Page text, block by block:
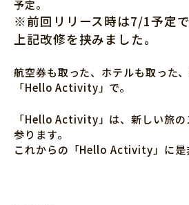
予定。
※前回リリース時は7/1予定
上記改修を挟みました。
航空券も取った、ホテルも取った
「Hello Activity」で。
「Hello Activity」は、新しい旅の
参ります。
これからの「Hello Activity」に是